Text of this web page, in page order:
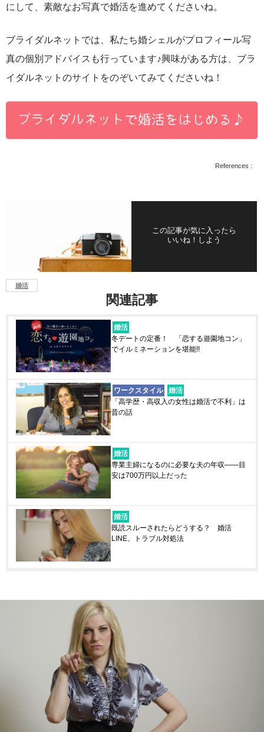
にして、素敵なお写真で婚活を進めてくださいね。
ブライダルネットでは、私たち婚シェルがプロフィール写
真の個別アドバイスも行っています♪興味がある方は、ブラ
イダルネットのサイトをのぞいてみてくださいね！
References :
この記事が気に入ったら
いいね！しよう
婚活
関連記事
婚活
冬デートの定番！ 「恋する遊園地コン」
でイルミネーションを堪能!!
ワークスタイル
婚活
「高学歴・高収入の女性は婚活で不利」は
昔の話
婚活
専業主婦になるのに必要な夫の年収――目
安は700万円以上だった
婚活
既読スルーされたらどうする？ 婚活
LINE、トラブル対処法